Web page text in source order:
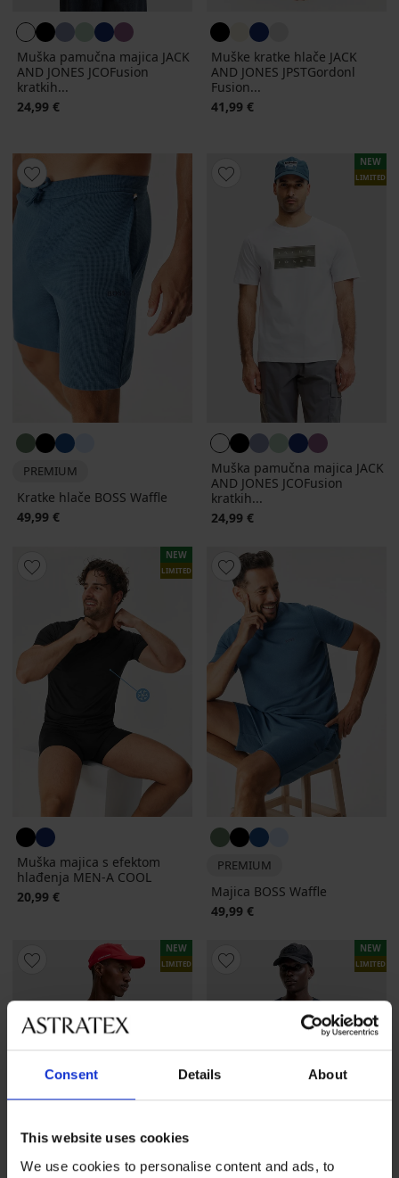
Consent Details About
This website uses cookies
We use cookies to personalise content and ads, to
Muška pamučna majica JACK
AND JONES JCOFusion
kratkih...
24,99 €
Muške kratke hlače JACK
AND JONES JPSTGordonl
Fusion...
41,99 €
PREMIUM
Kratke hlače BOSS Waffle
49,99 €
NEW
LIMITED
Muška pamučna majica JACK
AND JONES JCOFusion
kratkih...
24,99 €
NEW
LIMITED
Muška majica s efektom
hlađenja MEN-A COOL
20,99 €
PREMIUM
Majica BOSS Waffle
49,99 €
NEW
LIMITED
NEW
LIMITED